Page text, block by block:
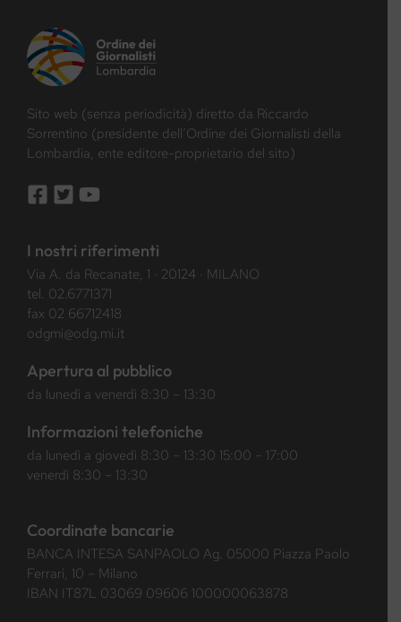
Sito web (senza periodicità) diretto da Riccardo
Sorrentino (presidente dell’Ordine dei Giornalisti della
Lombardia, ente editore-proprietario del sito)
I nostri riferimenti
Via A. da Recanate, 1 · 20124 · MILANO
tel. 02.6771371
fax 02 66712418
odgmi@odg.mi.it
Apertura al pubblico
da lunedì a venerdì 8:30 – 13:30
Informazioni telefoniche
da lunedì a giovedì 8:30 – 13:30 15:00 – 17:00
venerdì 8:30 – 13:30
Coordinate bancarie
BANCA INTESA SANPAOLO Ag. 05000 Piazza Paolo
Ferrari, 10 – Milano
IBAN IT87L 03069 09606 100000063878